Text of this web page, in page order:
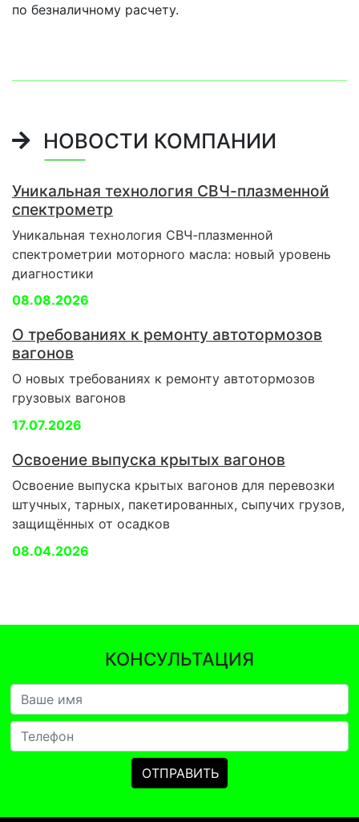
по безналичному расчету.
НОВОСТИ КОМПАНИИ
Уникальная технология СВЧ-плазменной
спектрометр
Уникальная технология СВЧ-плазменной
спектрометрии моторного масла: новый уровень
диагностики
08.08.2026
О требованиях к ремонту автотормозов
вагонов
О новых требованиях к ремонту автотормозов
грузовых вагонов
17.07.2026
Освоение выпуска крытых вагонов
Освоение выпуска крытых вагонов для перевозки
штучных, тарных, пакетированных, сыпучих грузов,
защищённых от осадков
08.04.2026
КОНСУЛЬТАЦИЯ